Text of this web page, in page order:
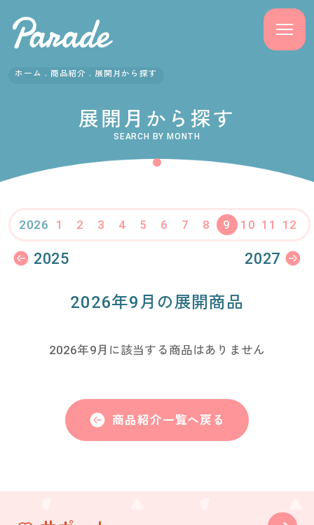
ニュース
よくある質問
PRIZE 公式 Instagram
ホーム 商品紹介 展開月から探す
展開月から探す
SEARCH BY MONTH
2025
2026 1 2 3 4 5 6 7 8 9 10 11 12
2027
2026年9月の展開商品
2026年9月に該当する商品はありません
商品紹介一覧へ戻る